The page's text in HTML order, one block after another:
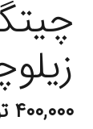
۴۰۰,۰۰۰